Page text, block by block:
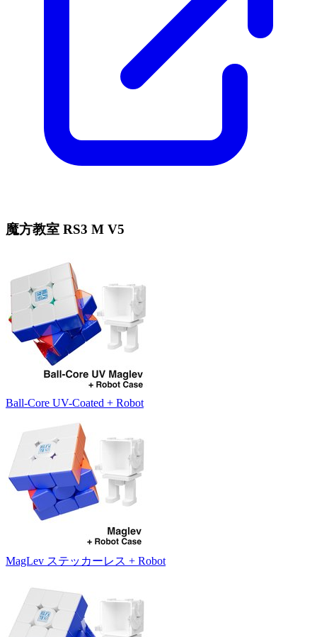
魔方教室 RS3 M V5
Ball-Core UV-Coated + Robot
MagLev ステッカーレス + Robot